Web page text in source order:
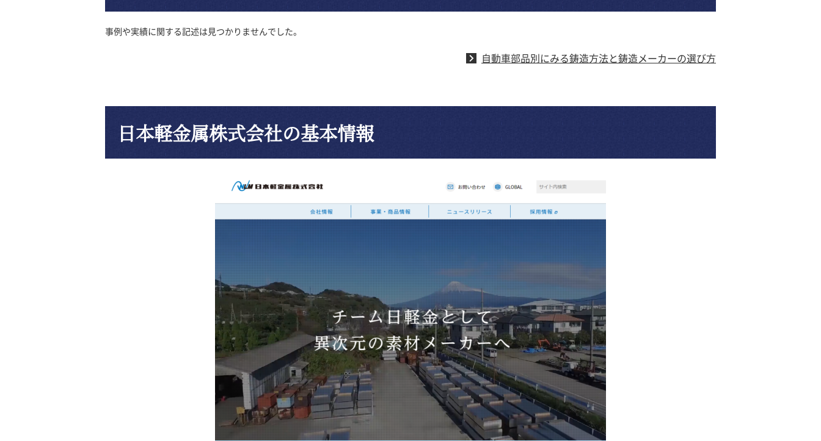
事例や実績に関する記述は見つかりませんでした。
自動車部品別にみる鋳造方法と鋳造メーカーの選び方
日本軽金属株式会社の基本情報